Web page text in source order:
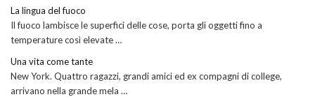
La lingua del fuoco
Il fuoco lambisce le superfici delle cose, porta gli oggetti fino a
temperature così elevate …
Una vita come tante
New York. Quattro ragazzi, grandi amici ed ex compagni di college,
arrivano nella grande mela …